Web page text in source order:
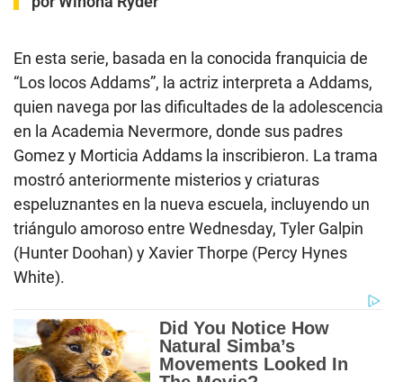
En esta serie, basada en la conocida franquicia de
“Los locos Addams”, la actriz interpreta a Addams,
quien navega por las dificultades de la adolescencia
en la Academia Nevermore, donde sus padres
Gomez y Morticia Addams la inscribieron. La trama
mostró anteriormente misterios y criaturas
espeluznantes en la nueva escuela, incluyendo un
triángulo amoroso entre Wednesday, Tyler Galpin
(Hunter Doohan) y Xavier Thorpe (Percy Hynes
White).